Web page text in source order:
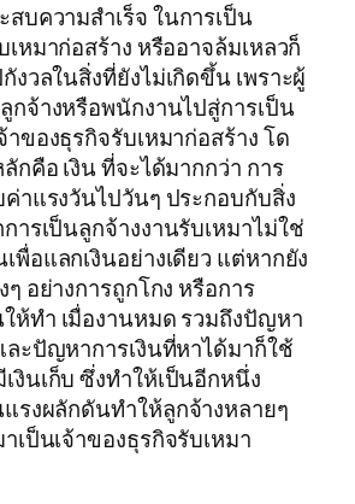
บความสำเร็จ ในการเป็น
เหมาก่อสร้าง หรืออาจล้มเหลวก็
งวลในสิ่งที่ยังไม่เกิดขึ้น เพราะผู้
กจ้างหรือพนักงานไปสู่การเป็น
าของธุรกิจรับเหมาก่อสร้าง โด
กคือ เงิน ที่จะได้มากกว่า การ
าแรงวันไปวันๆ ประกอบกับสิ่ง
ารเป็นลูกจ้างงานรับเหมาไม่ใช่
เพื่อแลกเงินอย่างเดียว แต่หากยัง
ๆ อย่างการถูกโกง หรือการ
ห้ทำ เมื่องานหมด รวมถึงปัญหา
ละปัญหาการเงินที่หาได้มาก็ใช้
งินเก็บ ซึ่งทำให้เป็นอีกหนึ่ง
รงผลักดันทำให้ลูกจ้างหลายๆ
เป็นเจ้าของธุรกิจรับเหมา